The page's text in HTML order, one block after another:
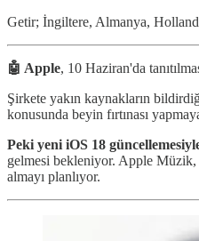
Getir; İngiltere, Almanya,
🤖 Apple, 10 Haziran'da
Şirkete yakın kaynakların
konusunda beyin fırtınası
Peki yeni iOS 18
gelmesi bekleniyor. Apple
almayı planlıyor.